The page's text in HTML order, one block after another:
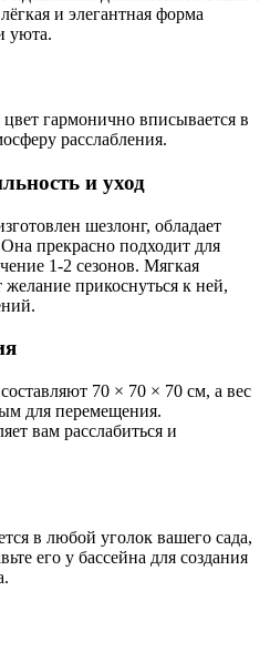
и элегантная форма
уюта.
гармонично вписывается в
расслабления.
и уход
шезлонг, обладает
прекрасно подходит для
1-2 сезонов. Мягкая
прикоснуться к ней,
70 × 70 × 70 см, а вес
для перемещения.
вам расслабиться и
в любой уголок вашего сада,
его у бассейна для создания